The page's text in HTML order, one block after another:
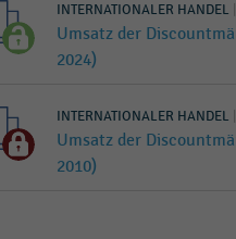
INTERNATIONALER HANDEL
Umsatz der
2024)
INTERNATIONALER HANDEL
Umsatz der
2010)